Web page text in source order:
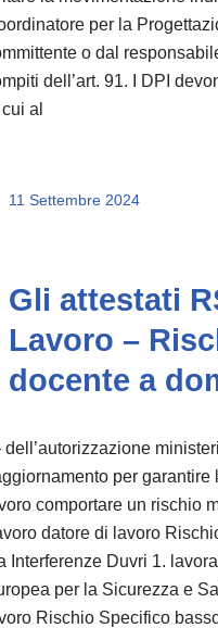
per la
o dal
dell’art. 91. I DPI
al
11 Settembre 2024
Gli attestati
Lavoro –
docente a
per
comportare un rischio
datore di lavoro
Interferenze Duvri 1.
per la Sicurezza e
Rischio Specifico